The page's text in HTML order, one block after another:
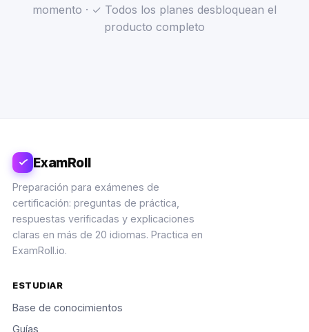
momento · ✓ Todos los planes desbloquean el
producto completo
ExamRoll
Preparación para exámenes de
certificación: preguntas de práctica,
respuestas verificadas y explicaciones
claras en más de 20 idiomas. Practica en
ExamRoll.io.
ESTUDIAR
Base de conocimientos
Guías